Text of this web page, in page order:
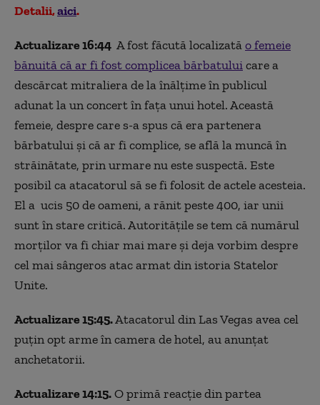
Detalii,aici.
Actualizare 16:44 A fost făcută localizatăo femeie
bănuită că ar fi fost complicea bărbatuluicare a
descărcat mitraliera de la înălţime în publicul
adunat la un concert în faţa unui hotel. Această
femeie, despre care s-a spus că era partenera
bărbatului și că ar fi complice, se află la muncă în
străinătate, prin urmare nu este suspectă. Este
posibil ca atacatorul să se fi folosit de actele acesteia.
El a ucis 50 de oameni, a rănit peste 400, iar unii
sunt în stare critică. Autorităţile se tem că numărul
morţilor va fi chiar mai mare şi deja vorbim despre
cel mai sângeros atac armat din istoria Statelor
Unite.
Actualizare 15:45.Atacatorul din Las Vegas avea cel
puțin opt arme în camera de hotel, au anunțat
anchetatorii.
Actualizare 14:15.O primă reacție din partea